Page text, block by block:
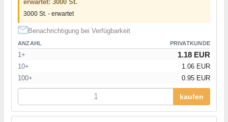
erwartet: 3000 St.
3000 St. - erwartet
Benachrichtigung bei Verfügbarkeit
ANZAHL PRIVATKUNDE
1+ 1.18 EUR
10+
1.06 EUR
100+
0.95 EUR
kaufen